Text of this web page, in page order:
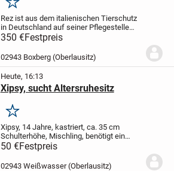
Merken
Rez ist aus dem italienischen Tierschutz
in Deutschland auf seiner Pflegestelle
angekommen und kann in 02943 Boxberg
besucht und kennengelernt werden.
Mischling, männlich, kastriert, ca. 57cm,...
350 €Festpreis
02943 Boxberg (Oberlausitz)
Heute, 16:13
Xipsy, sucht Altersruhesitz
Merken
Xipsy, 14 Jahre, kastriert, ca. 35 cm
Schulterhöhe, Mischling, benötigt ein
Altersruhesitz, da die jetzigen Besitzer
sich leider aus gesundheitlichen Gründen
nicht mehr um die kleine flotte Hündin...
50 €Festpreis
02943 Weißwasser (Oberlausitz)